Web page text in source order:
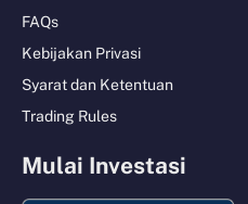
FAQs
Kebijakan Privasi
Syarat dan Ketentuan
Trading Rules
Mulai Investasi